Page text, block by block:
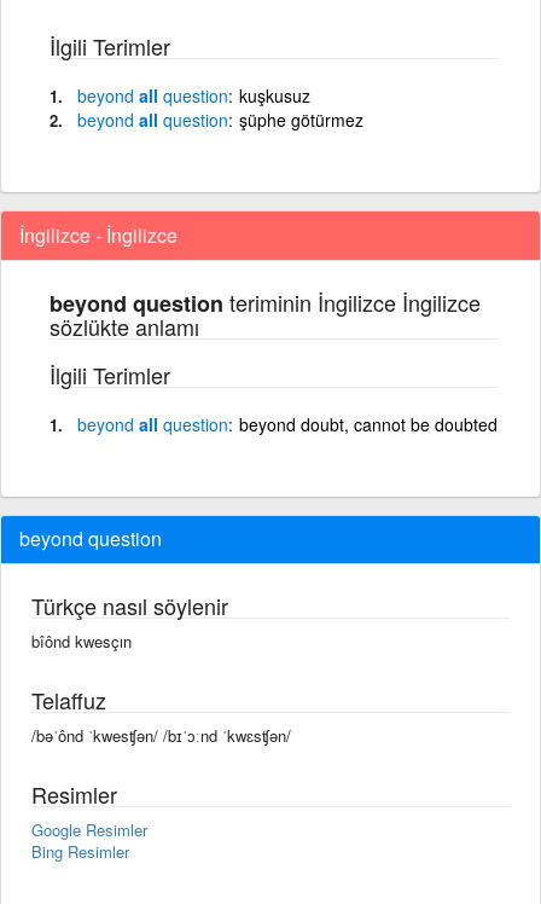
İlgili Terimler
beyond all question kuşkusuz
beyond all question şüphe götürmez
İngilizce - İngilizce
beyond question teriminin İngilizce İngilizce
sözlükte anlamı
İlgili Terimler
beyond all question beyond doubt, cannot be doubted
beyond question
Türkçe nasıl söylenir
bîônd kwesçın
Telaffuz
/bəˈônd ˈkwesʧən/ /bɪˈɔːnd ˈkwɛsʧən/
Resimler
Google Resimler
Bing Resimler